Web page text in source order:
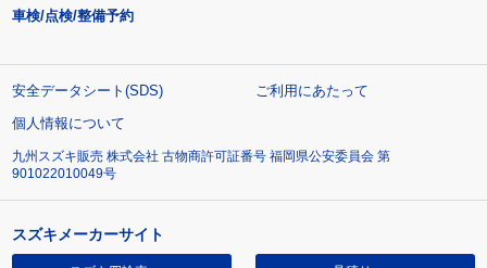
車検/点検/整備予約
安全データシート(SDS)
ご利用にあたって
個人情報について
九州スズキ販売 株式会社 古物商許可証番号 福岡県公安委員会 第
901022010049号
スズキメーカーサイト